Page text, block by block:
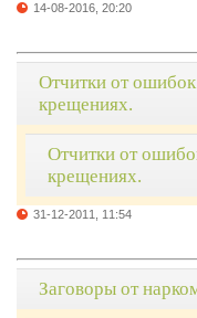
14-08-2016, 20:20
Отчитки от
крещениях.
Отчитки от
крещениях.
31-12-2011, 11:54
Заговоры от